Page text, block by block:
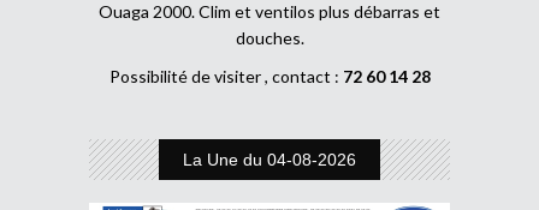
Ouaga 2000. Clim et ventilos plus débarras et
douches.
Possibilité de visiter , contact : 72 60 14 28
La Une du 04-08-2026